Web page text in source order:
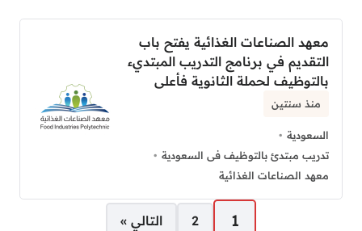
معهد الصناعات الغذائية يفتح باب
التقديم في برنامج التدريب المبتديء
بالتوظيف لحملة الثانوية فأعلى
منذ سنتين
السعودية
تدريب مبتدئ بالتوظيف فى السعودية
معهد الصناعات الغذائية
1
2 التالي »